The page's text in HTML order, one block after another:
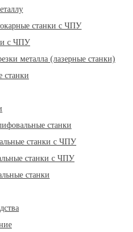
станки с ЧПУ
с ЧПУ
металла (лазерные станки)
станки
станки
станки с ЧПУ
станки с ЧПУ
станки